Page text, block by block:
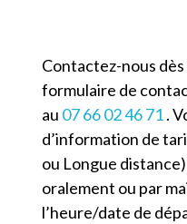
Contactez-nous
formulaire de
au 07 66 02 46 71.
d’information de
ou Longue
oralement ou par
l’heure/date de